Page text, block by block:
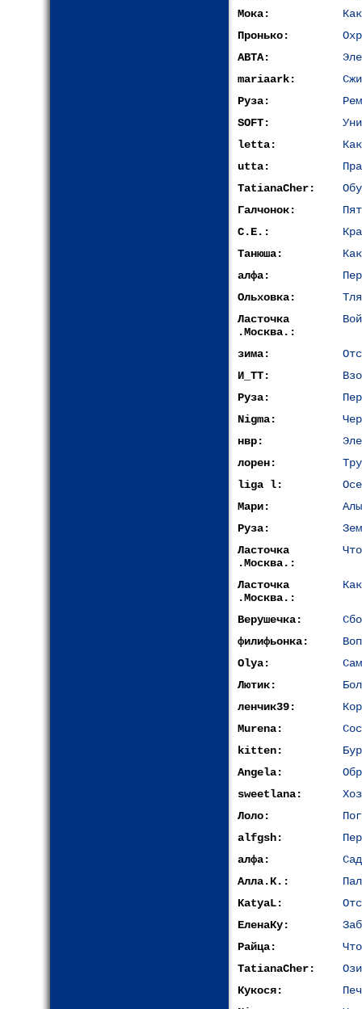
Мока:
Пронько:
АВТА:
mariaark:
Руза:
SOFT:
letta:
utta:
TatianaCher:
Галчонок:
С.Е.:
Танюша:
алфа:
Ольховка:
Ласточка
.Москва.:
зима:
И_ТТ:
Руза:
Nigma:
нвр:
лорен:
liga l:
Мари:
Руза:
Ласточка
.Москва.:
Ласточка
.Москва.:
Верушечка:
филифьонка:
Olya:
Лютик:
ленчик39:
Murena:
kitten:
Angela:
sweetlana:
Лоло:
alfgsh:
алфа:
Алла.К.:
KatyaL:
ЕленаКу:
Райца:
TatianaCher:
Кукося: